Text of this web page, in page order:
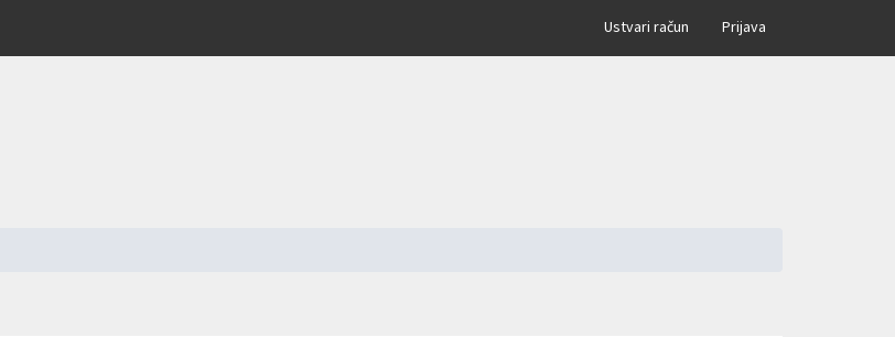
Ustvari račun Prijava ×